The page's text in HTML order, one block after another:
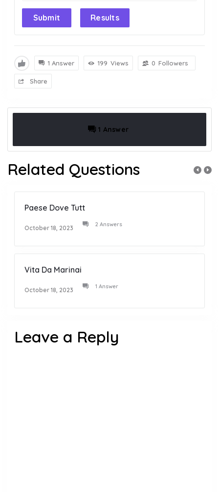
Submit Results
1 Answer 199 Views 0 Followers
Share
1 Answer
Related Questions
Paese Dove Tutt
October 18, 2023 2 Answers
Vita Da Marinai
October 18, 2023 1 Answer
Leave a Reply